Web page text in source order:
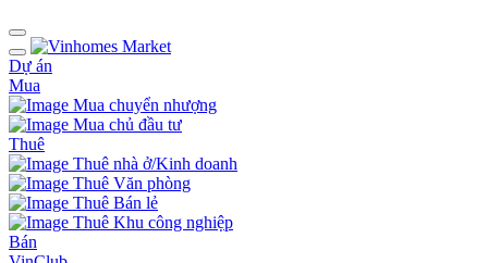
Dự án
Mua
Mua chuyển nhượng
Mua chủ đầu tư
Thuê
Thuê nhà ở/Kinh doanh
Thuê Văn phòng
Thuê Bán lẻ
Thuê Khu công nghiệp
Bán